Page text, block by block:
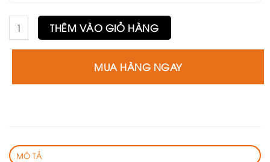
Ghế Guinea GLC34 số lượng
THÊM VÀO GIỎ HÀNG
MUA HÀNG NGAY
MÔ TẢ